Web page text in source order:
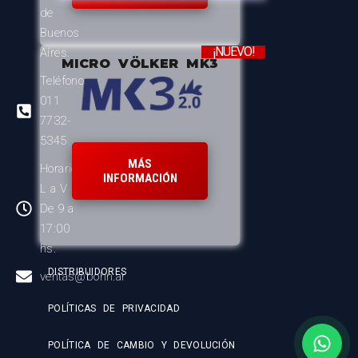
de
Buenos
Aires.
Teléfono:
011
7732-
5345
Horario:
L a V
De 9 a
17:00
hs.
ventas@bohn.ar
MICRO VÖLKER MK3
¡NUEVO!
MÁS
INFORMACIÓN
DISTRIBUIDORES
POLÍTICAS DE PRIVACIDAD
POLÍTICA DE CAMBIO Y DEVOLUCIÓN